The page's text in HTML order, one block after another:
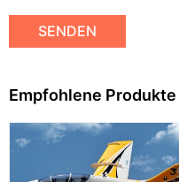
Empfohlene Produkte